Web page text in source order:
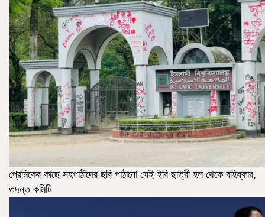
প্রেমিকের কাছে সহপাঠীদের ছবি পাঠানো সেই ইবি ছাত্রী হল থেকে বহিষ্কার,
তদন্ত কমিটি